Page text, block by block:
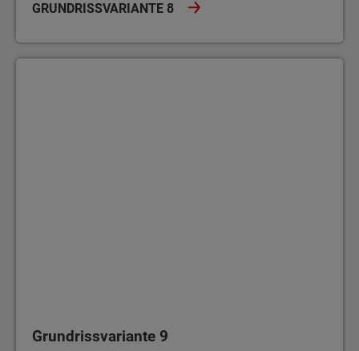
GRUNDRISSVARIANTE 8
Grundrissvariante 9